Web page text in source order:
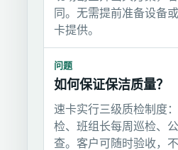
同。无需提前准备设备
卡提供。
问题
如何保证保洁质量？
速卡实行三级质检制度
检、班组长每周巡检、
查。客户可随时验收，